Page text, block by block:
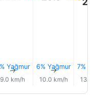
Yağmur
↑
9.0 km/h
6% Yağmur
↑
10.0 km/h
7%
13.0